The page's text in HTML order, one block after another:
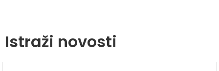
Istraži novosti